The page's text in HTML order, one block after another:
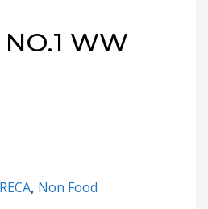
NO.1 WW
, Non Food